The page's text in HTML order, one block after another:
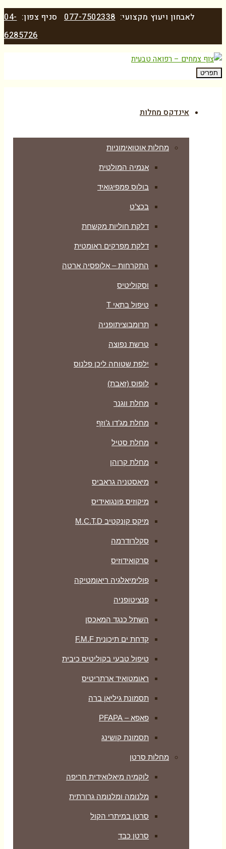
לאבחון ויעוץ מקצועי: 077-7502338סניף צפון: 04-
6285726
תפריט
אינדקס מחלות
מחלות אוטואימוניות
אנמיה המולטית
בולוס פמפיגואיד
בכצ’ט
דלקת חוליות מקשחת
דלקת מפרקים ראומטית
התקרחות – אלופסיה ארטה
וסקוליטיס
טיפול בתאי T
תרומבוציתופניה
טרשת נפוצה
ילפת שטוחה ליכן פלנוס
לופוס (זאבת)
מחלת ווגנר
מחלת מג’דו ג’וזף
מחלת סטיל
מחלת קרוהן
מיאסטניה גראביס
מיקוזיס פונגואידיס
מיקס קונקטיב M.C.T.D
סקלרודרמה
סרקואידוזיס
פולימיאלגיה ריאומטיקה
‏פנציטופניה
השתל כנגד המאכסן
קדחת ים תיכונית F.M.F
טיפול טבעי בקוליטיס כיבית
ראומטואיד ארתריטיס
תסמונת גיליאן ברה
פאפא – PFAPA
תסמונת קושינג
מחלות סרטן
לוקמיה מיאלואידית חריפה
מלנומה ומלנומה גרורתית
סרטן במיתרי הקול
סרטן כבד